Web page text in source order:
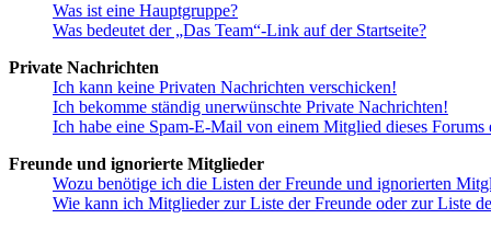
Was ist eine Hauptgruppe?
Was bedeutet der „Das Team“-Link auf der Startseite?
Private Nachrichten
Ich kann keine Privaten Nachrichten verschicken!
Ich bekomme ständig unerwünschte Private Nachrichten!
Ich habe eine Spam-E-Mail von einem Mitglied dieses Forums
Freunde und ignorierte Mitglieder
Wozu benötige ich die Listen der Freunde und ignorierten
Wie kann ich Mitglieder zur Liste der Freunde oder zur Liste